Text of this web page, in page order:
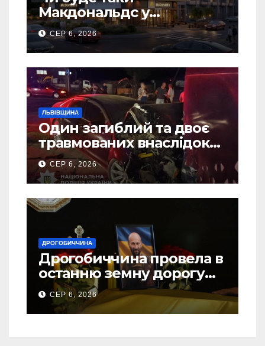
Макдональдс у
Дрогобичі? (Фото)
СЕР 6, 2026
ЛЬВІВЩИНА
Один загиблий та двоє
травмованих внаслідок
ДТП на Самбірщині
СЕР 6, 2026
ДРОГОБИЧЧИНА
Дрогобиччина провела в
останню земну дорогу
свого Захисника – Олега
Торського
СЕР 6, 2026